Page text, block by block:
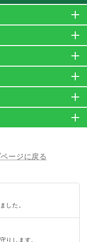
ージに戻る
した。
りします。